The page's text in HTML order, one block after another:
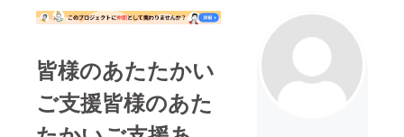
皆様のあたたかい
ご支援皆様のあた